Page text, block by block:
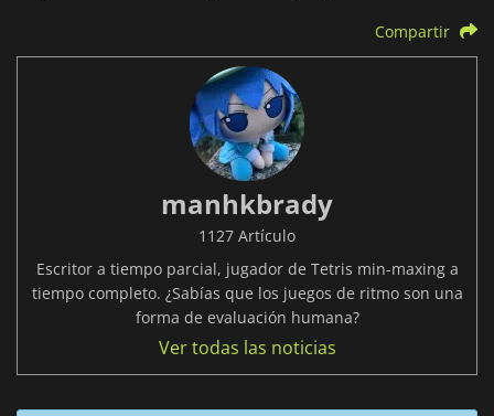
Compartir
manhkbrady
1127 Artículo
Escritor a tiempo parcial, jugador de Tetris min-maxing a
tiempo completo. ¿Sabías que los juegos de ritmo son una
forma de evaluación humana?
Ver todas las noticias